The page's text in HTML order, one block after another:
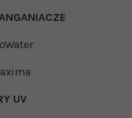
UV